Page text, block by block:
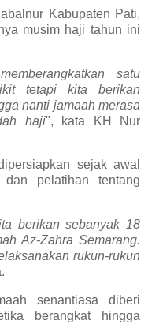
Kabupaten Pati,
musim haji tahun ini
satu
tetapi kita berikan
nanti jamaah merasa
haji", kata KH Nur
sejak awal
dan pelatihan tentang
berikan sebanyak 18
Az-Zahra Semarang.
rukun-rukun
senantiasa diberi
berangkat hingga